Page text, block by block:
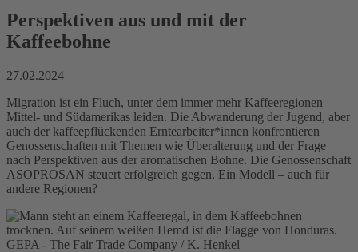
Perspektiven aus und mit der
Kaffeebohne
27.02.2024
Migration ist ein Fluch, unter dem immer mehr Kaffeeregionen
Mittel- und Südamerikas leiden. Die Abwanderung der Jugend, aber
auch der kaffeepflückenden Erntearbeiter*innen konfrontieren
Genossenschaften mit Themen wie Überalterung und der Frage
nach Perspektiven aus der aromatischen Bohne. Die Genossenschaft
ASOPROSAN steuert erfolgreich gegen. Ein Modell – auch für
andere Regionen?
GEPA - The Fair Trade Company / K. Henkel